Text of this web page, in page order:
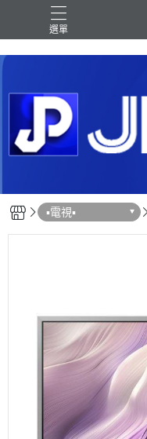
選單
Shark｜Ninja
▪︎電視▪︎